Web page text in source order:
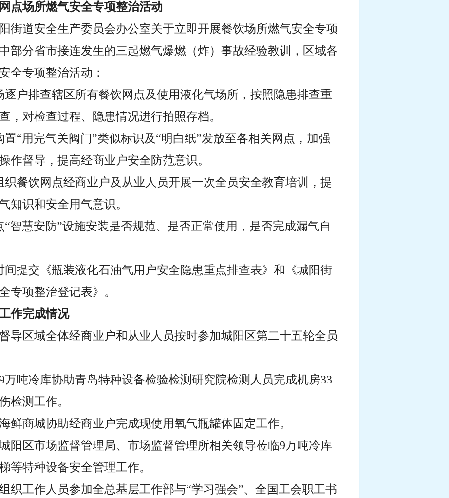
点场所燃气安全专项整治活动
街道安全生产委员会办公室关于立即开展餐饮场所燃气安全专项
部分省市接连发生的三起燃气爆燃（炸）事故经验教训，区域各
全专项整治活动：
逐户排查辖区所有餐饮网点及使用液化气场所，按照隐患排查重
，对检查过程、隐患情况进行拍照存档。
置“用完气关阀门”类似标识及“明白纸”发放至各相关网点，加强
作督导，提高经商业户安全防范意识。
织餐饮网点经商业户及从业人员开展一次全员安全教育培训，提
知识和安全用气意识。
“智慧安防”设施安装是否规范、是否正常使用，是否完成漏气自
间提交《瓶装液化石油气用户安全隐患重点排查表》和《城阳街
专项整治登记表》。
作完成情况
导区域全体经商业户和从业人员按时参加城阳区第二十五轮全员
万吨冷库协助青岛特种设备检验检测研究院检测人员完成机房33
检测工作。
鲜商城协助经商业户完成现使用氧气瓶罐体固定工作。
阳区市场监督管理局、市场监督管理所相关领导莅临9万吨冷库
等特种设备安全管理工作。
织工作人员参加全总基层工作部与“学习强会”、全国工会职工书